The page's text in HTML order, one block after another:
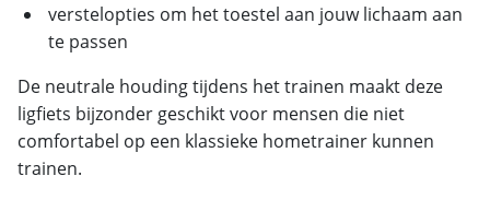
verstelopties om het toestel aan jouw lichaam aan
te passen
De neutrale houding tijdens het trainen maakt deze
ligfiets bijzonder geschikt voor mensen die niet
comfortabel op een klassieke hometrainer kunnen
trainen.